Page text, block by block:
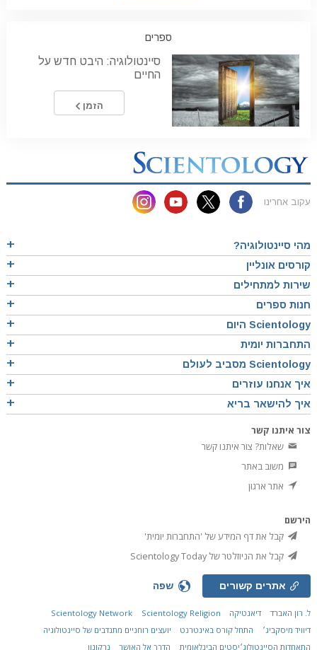
ספרים
סיינטולוגיה: היבט חדש על
החיים
הזמן
עקוב אחרינו
מהי סיינטולוגיה?
קורסים אונליין
שירות למתחילים
חנות ספרים
Scientology היום
התחברות יומית
Scientology מסביב לעולם
איך אנחנו עוזרים
איך להישאר בריא
צור איתנו קשר
שאלות? צור איתנו קשר
משוב באתר
אתר ארגון
הירשם
קבל את דף המידע של 'התחברות יומית'
קבל את הניוזלטר של Scientology Today
אתרים קשורים שפה
ל. רון האברד דיאנטיקה Scientology Network
Scientology Religion
דיוויד מיסקביג׳
התחל קורס באינטרנט
יועצים רוחניים מתנדבים של סיינטולוגיה
התאחדות הסיינטולוג׳יסטים הבינלאומית
הדרך אל האושר נרקונון